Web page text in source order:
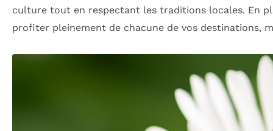
culture tout en respectant les traditions locales. En
profiter pleinement de chacune de vos destinations,